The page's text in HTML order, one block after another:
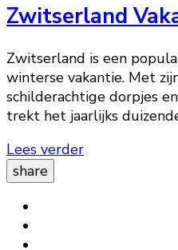
Zwitserland
Zwitserland is een
winterse vakantie. Met
schilderachtige dorpjes
trekt het jaarlijks
Lees verder
share